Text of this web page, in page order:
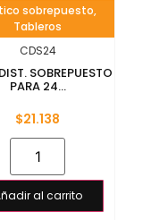
sobrepuesto,
Tableros
CDS24
SOBREPUESTO
PARA 24...
$21.138
al carrito